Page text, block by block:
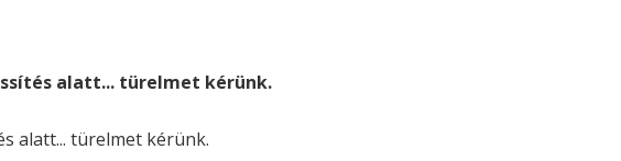
alatt... türelmet kérünk.
alatt... türelmet kérünk.